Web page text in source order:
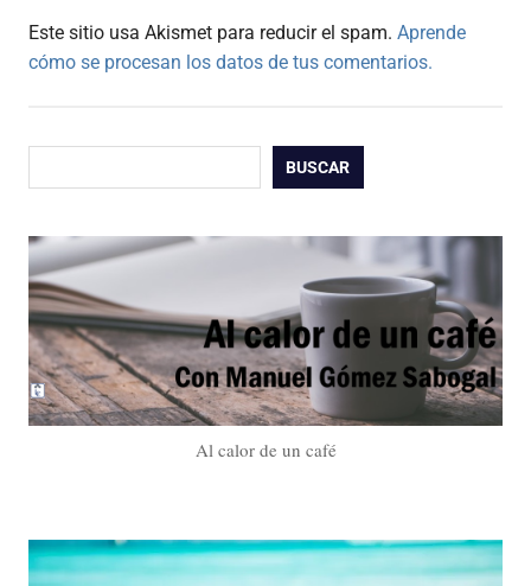
Este sitio usa Akismet para reducir el spam. Aprende
cómo se procesan los datos de tus comentarios.
BUSCAR
Al calor de un café